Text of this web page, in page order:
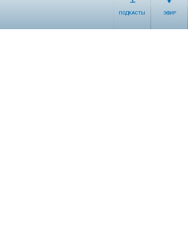
ПОДКАСТЫ ЭФИР